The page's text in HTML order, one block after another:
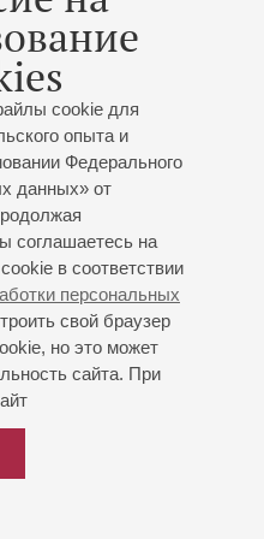
cookie для
опыта и
Федерального
данных» от
соглашаетесь на
в соответствии
персональных
свой браузер
но это может
сайта. При
октября 1959 г. с
Шостаковича.
Рыцарь виолончели
Мстислава
оркестр
Ахназарян(Армения) -
увертюра-
№ 1 для
М.
№ 7